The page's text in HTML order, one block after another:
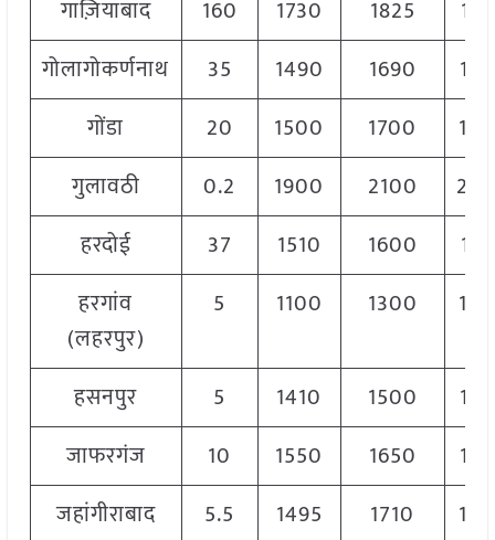
गाज़ियाबाद
160 1730 1825
गोलागोकर्णनाथ
35 1490 1690
गोंडा
20 1500 1700
गुलावठी
0.2 1900 2100
हरदोई
37 1510 1600
हरगांव
(लहरपुर)
5 1100 1300
हसनपुर 5 1410 1500
जाफरगंज
10 1550 1650
जहांगीराबाद
5.5 1495 1710